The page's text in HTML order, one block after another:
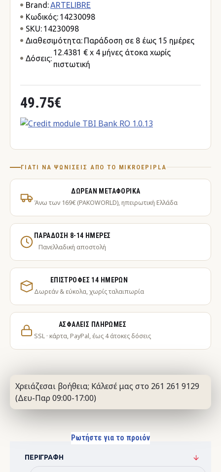
49.75€
Brand:ARTELIBRE
Κωδικός: 14230098
SKU: 14230098
Διαθεσιμότητα: Παράδοση σε 8 έως 15 ημέρες
Δόσεις:
12.4381 € x 4 μήνες άτοκα χωρίς
πιστωτική
ΓΙΑΤΊ ΝΑ ΨΩΝΊΣΕΙΣ ΑΠΌ ΤΟ MIKROEPIPLA
ΔΩΡΕΆΝ ΜΕΤΑΦΟΡΙΚΆ
Άνω των 169€ (PAKOWORLD), ηπειρωτική Ελλάδα
ΠΑΡΆΔΟΣΗ 8-14 ΗΜΈΡΕΣ
Πανελλαδική αποστολή
ΕΠΙΣΤΡΟΦΈΣ 14 ΗΜΕΡΏΝ
Δωρεάν & εύκολα, χωρίς ταλαιπωρία
ΑΣΦΑΛΕΊΣ ΠΛΗΡΩΜΈΣ
SSL · κάρτα, PayPal, έως 4 άτοκες δόσεις
Χρειάζεσαι βοήθεια; Κάλεσέ μας στο 261 261 9129
(Δευ-Παρ 09:00-17:00)
Ρωτήστε για το προιόν
ΠΕΡΙΓΡΑΦΉ